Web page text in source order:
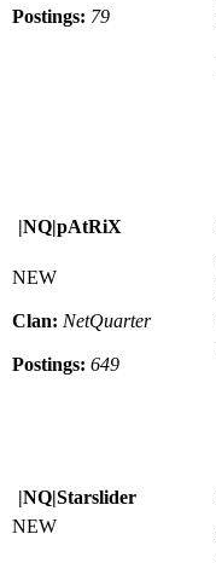
Postings: 79
|NQ|pAtRiX
NEW
Clan: NetQuarter
Postings: 649
|NQ|Starslider
NEW